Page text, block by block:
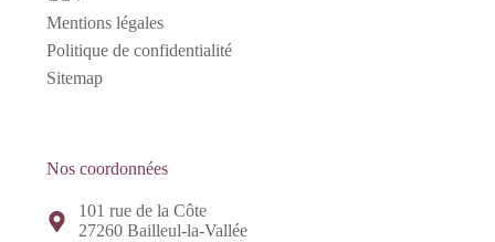
Mentions légales
Politique de confidentialité
Sitemap
Nos coordonnées
101 rue de la Côte
27260 Bailleul-la-Vallée